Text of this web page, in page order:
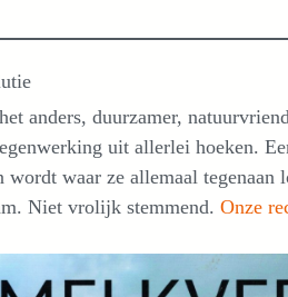
anders, duurzamer,
uit allerlei hoeken.
wordt waar ze allemaal
Niet vrolijk stemmend. Onze